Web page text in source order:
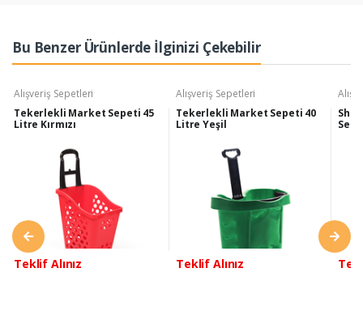
Bu Benzer Ürünlerde İlginizi Çekebilir
Alışveriş Sepetleri
Tekerlekli Market Sepeti 45
Litre Kırmızı
Teklif Alınız
Alışveriş Sepetleri
Tekerlekli Market Sepeti 40
Litre Yeşil
Teklif Alınız